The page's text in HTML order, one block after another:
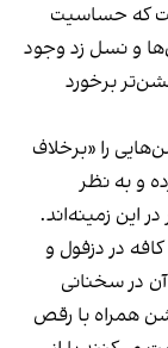
که حساسیت
و نسل زد وجود
برخورد
را «برخلاف
و به نظر
این زمینه‌اند.
در دزفول و
در سخنانی
همراه با رقص